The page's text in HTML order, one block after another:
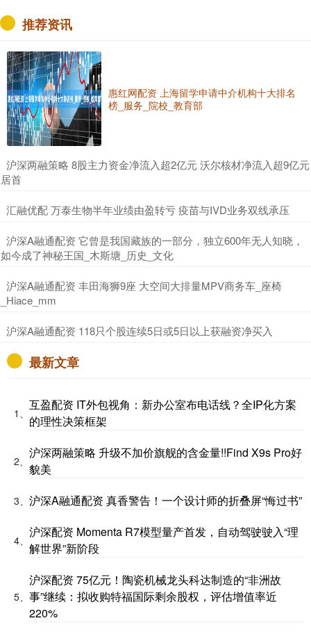
推荐资讯
惠红网配资 上海留学申请中介机构十大排名
榜_服务_院校_教育部
​沪深两融策略 8股主力资金净流入超2亿元 沃尔核材净流入超9亿元
居首
​汇融优配 万泰生物半年业绩由盈转亏 疫苗与IVD业务双线承压
​沪深A融通配资 它曾是我国藏族的一部分，独立600年无人知晓，
如今成了神秘王国_木斯塘_历史_文化
​沪深A融通配资 丰田海狮9座 大空间大排量MPV商务车_座椅
_Hiace_mm
​沪深A融通配资 118只个股连续5日或5日以上获融资净买入
最新文章
1、
互盈配资 IT外包视角：新办公室布电话线？全IP化方案
的理性决策框架
2、
沪深两融策略 升级不加价旗舰的含金量!!Find X9s Pro好
貌美
3、 沪深A融通配资 真香警告！一个设计师的折叠屏“悔过书”
4、
沪深配资 Momenta R7模型量产首发，自动驾驶驶入“理
解世界”新阶段
5、
沪深配资 75亿元！陶瓷机械龙头科达制造的“非洲故
事”继续：拟收购特福国际剩余股权，评估增值率近
220%